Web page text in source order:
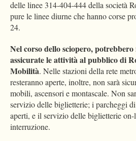
delle linee 314-404-444 della società
pure le linee diurne che hanno corse
24.
Nel corso dello sciopero, potrebbero
assicurate le attività al pubblico di
Mobilità. Nelle stazioni della rete
resteranno aperte, inoltre, non sarà
mobili, ascensori e montascale. Non
servizio delle biglietterie; i parcheggi
aperti, e il servizio delle biglietterie
interruzione.